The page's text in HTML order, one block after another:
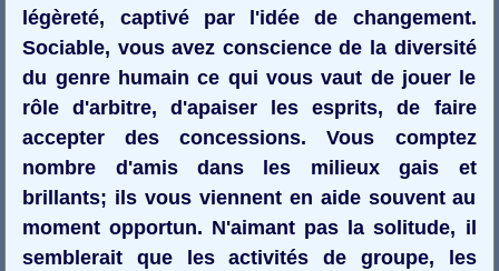
légèreté, captivé par l'idée de changement.
Sociable, vous avez conscience de la diversité
du genre humain ce qui vous vaut de jouer le
rôle d'arbitre, d'apaiser les esprits, de faire
accepter des concessions. Vous comptez
nombre d'amis dans les milieux gais et
brillants; ils vous viennent en aide souvent au
moment opportun. N'aimant pas la solitude, il
semblerait que les activités de groupe, les